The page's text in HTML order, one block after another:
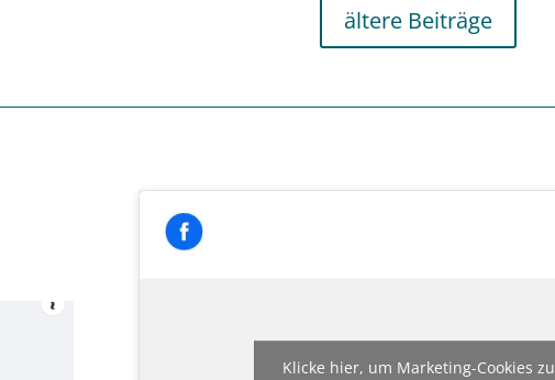
ältere Beiträge
Klicke hier, um Marketing-Cookies zu